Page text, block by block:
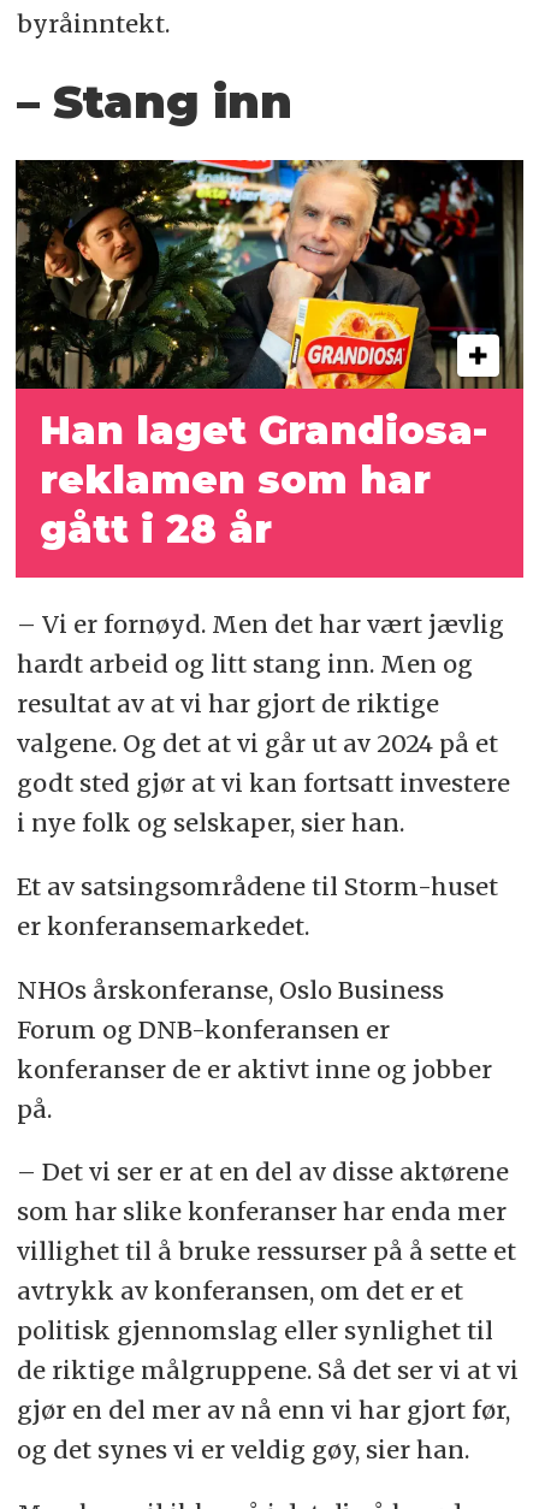
byråinntekt.
– Stang inn
Han laget Grandiosa-
reklamen som har
gått i 28 år
– Vi er fornøyd. Men det har vært jævlig
hardt arbeid og litt stang inn. Men og
resultat av at vi har gjort de riktige
valgene. Og det at vi går ut av 2024 på et
godt sted gjør at vi kan fortsatt investere
i nye folk og selskaper, sier han.
Et av satsingsområdene til Storm-huset
er konferansemarkedet.
NHOs årskonferanse, Oslo Business
Forum og DNB-konferansen er
konferanser de er aktivt inne og jobber
på.
– Det vi ser er at en del av disse aktørene
som har slike konferanser har enda mer
villighet til å bruke ressurser på å sette et
avtrykk av konferansen, om det er et
politisk gjennomslag eller synlighet til
de riktige målgruppene. Så det ser vi at vi
gjør en del mer av nå enn vi har gjort før,
og det synes vi er veldig gøy, sier han.